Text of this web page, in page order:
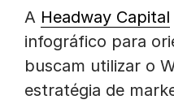
A Headway Capital
infográfico para
buscam utilizar o
estratégia de